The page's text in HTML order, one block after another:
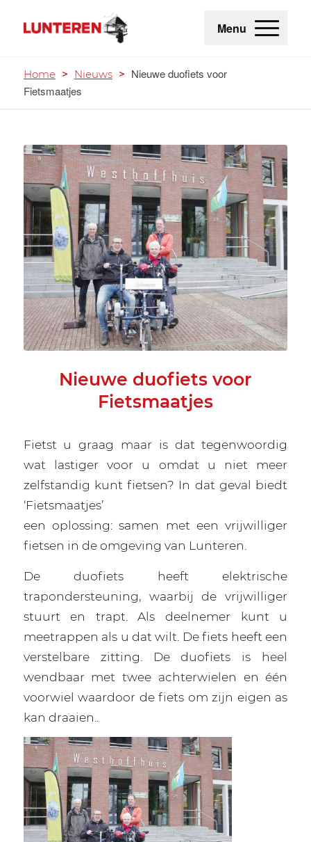
Menu
Home > Nieuws > Nieuwe duofiets voor
Fietsmaatjes
Nieuwe duofiets voor
Fietsmaatjes
Fietst u graag maar is dat tegenwoordig
wat lastiger voor u omdat u niet meer
zelfstandig kunt fietsen? In dat geval biedt
‘Fietsmaatjes’
een oplossing: samen met een vrijwilliger
fietsen in de omgeving van Lunteren.
De duofiets heeft elektrische
trapondersteuning, waarbij de vrijwilliger
stuurt en trapt. Als deelnemer kunt u
meetrappen als u dat wilt. De fiets heeft een
verstelbare zitting. De duofiets is heel
wendbaar met twee achterwielen en één
voorwiel waardoor de fiets om zijn eigen as
kan draaien..